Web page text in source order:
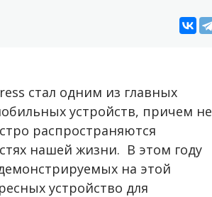
стал одним из главных
устройств, причем не
распространяются
нашей жизни. В этом году
на этой
устройство для